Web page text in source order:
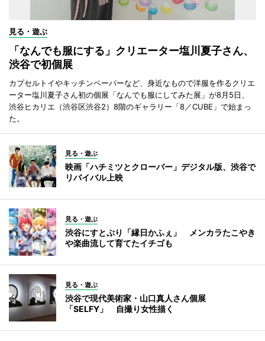
見る・遊ぶ
「なんでも服にする」クリエーター塩川夏子さん、
渋谷で初個展
カプセルトイやキッチンペーパーなど、身近なもので洋服を作るクリエ
ーター塩川夏子さん初の個展「なんでも服にしてみた展」が8月5日、
渋谷ヒカリエ（渋谷区渋谷2）8階のギャラリー「8／CUBE」で始まっ
た。
見る・遊ぶ
映画「ハチミツとクローバー」デジタル版、渋谷で
リバイバル上映
見る・遊ぶ
渋谷にすとぷり「縁日かふぇ」 メンカラたこやき
や楽曲流して育てたイチゴも
見る・遊ぶ
渋谷で現代美術家・山口真人さん個展
「SELFY」 自撮り女性描く